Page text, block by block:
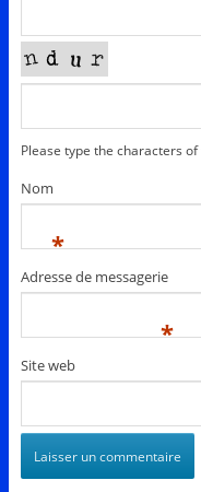
Please type the characters
Nom
*
Adresse de messagerie
*
Site web